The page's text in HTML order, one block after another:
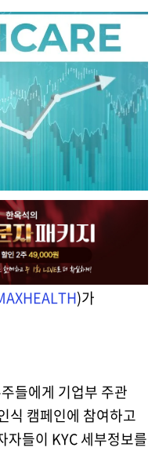
)가
들에게 기업부 주관
식 캠페인에 참여하고
자들이 KYC 세부정보를